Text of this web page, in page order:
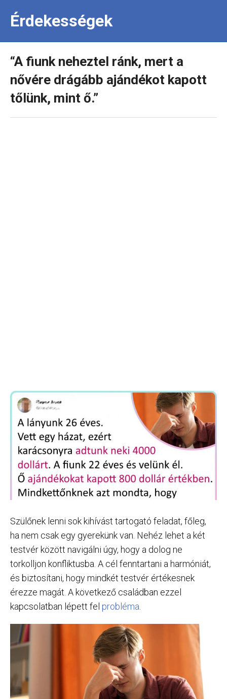
Érdekességek
“A fiunk neheztel ránk, mert a
nővére drágább ajándékot kapott
tőlünk, mint ő.”
Szülőnek lenni sok kihívást tartogató feladat, főleg,
ha nem csak egy gyerekünk van. Nehéz lehet a két
testvér között navigálni úgy, hogy a dolog ne
torkolljon konfliktusba. A cél fenntartani a harmóniát,
és biztosítani, hogy mindkét testvér értékesnek
érezze magát. A következő családban ezzel
kapcsolatban lépett fel probléma